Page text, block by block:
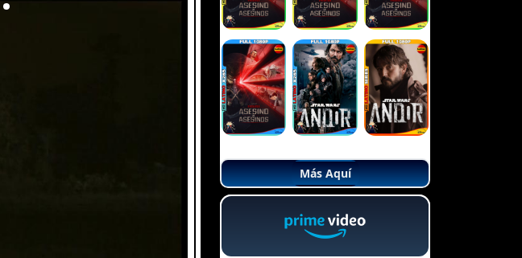
Más Aquí